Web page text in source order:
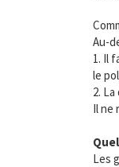
Au-
1. Il
le
2.
Il ne
Les